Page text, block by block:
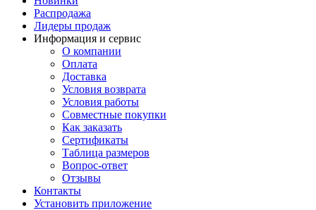
Распродажа
Лидеры продаж
Информация и сервис
О компании
Оплата
Доставка
Условия возврата
Условия работы
Совместные покупки
Как заказать
Сертификаты
Таблица размеров
Вопрос-ответ
Отзывы
Контакты
Установить приложение